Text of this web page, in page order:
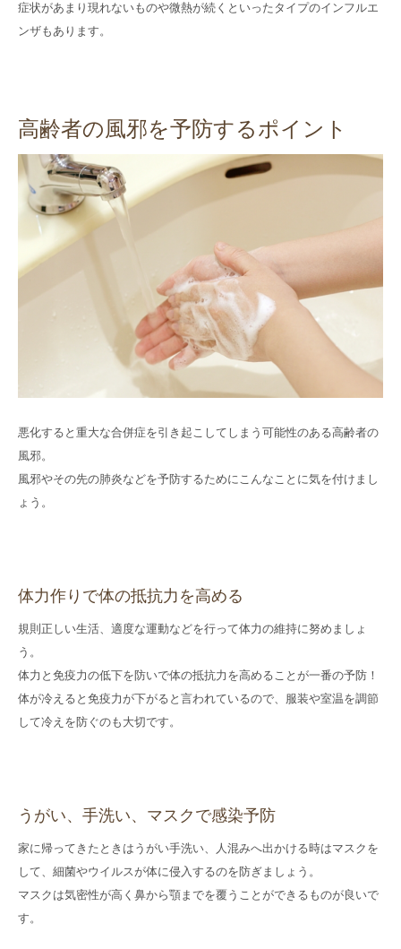
症状があまり現れないものや微熱が続くといったタイプのインフルエ
ンザもあります。
高齢者の風邪を予防するポイント
悪化すると重大な合併症を引き起こしてしまう可能性のある高齢者の
風邪。
風邪やその先の肺炎などを予防するためにこんなことに気を付けまし
ょう。
体力作りで体の抵抗力を高める
規則正しい生活、適度な運動などを行って体力の維持に努めましょ
う。
体力と免疫力の低下を防いで体の抵抗力を高めることが一番の予防！
体が冷えると免疫力が下がると言われているので、服装や室温を調節
して冷えを防ぐのも大切です。
うがい、手洗い、マスクで感染予防
家に帰ってきたときはうがい手洗い、人混みへ出かける時はマスクを
して、細菌やウイルスが体に侵入するのを防ぎましょう。
マスクは気密性が高く鼻から顎までを覆うことができるものが良いで
す。